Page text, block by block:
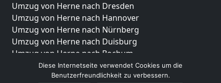
Umzug von Herne nach Dresden
Umzug von Herne nach Hannover
Umzug von Herne nach Nürnberg
Umzug von Herne nach Duisburg
Umzug von Herne nach Bochum
Umzug von Herne nach Wuppertal
Umzug von Herne nach Bielefeld
Diese Internetseite verwendet Cookies um die
Benutzerfreundlichkeit zu verbessern.